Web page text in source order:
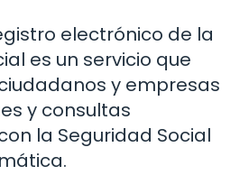
electrónico de la
es un servicio que
y empresas
y consultas
la Seguridad Social